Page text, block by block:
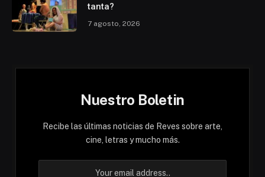
tanta?
7 agosto, 2026
Nuestro Boletin
Recibe las últimas noticias de Reves sobre arte,
cine, letras y mucho más.